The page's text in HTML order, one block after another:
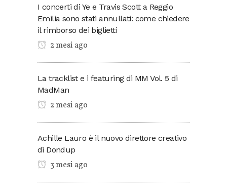
I concerti di Ye e Travis Scott a Reggio
Emilia sono stati annullati: come chiedere
il rimborso dei biglietti
2 mesi ago
La tracklist e i featuring di MM Vol. 5 di
MadMan
2 mesi ago
Achille Lauro è il nuovo direttore creativo
di Dondup
3 mesi ago